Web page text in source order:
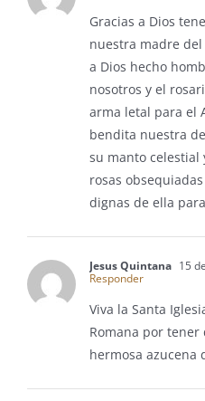
Gracias a Dios
nuestra madre
a Dios hecho
nosotros y el
arma letal para el
bendita nuestra
su manto celestial
rosas
dignas de ella
Jesus Quintana 15
Responder
Viva la Santa
Romana por
hermosa azucena